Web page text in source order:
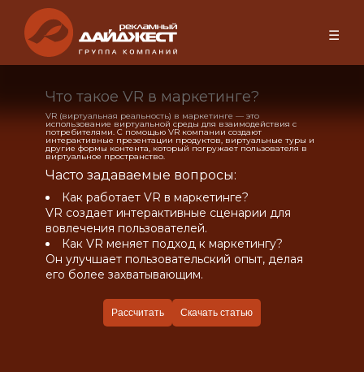
☰
Что такое VR в маркетинге?
VR (виртуальная реальность) в маркетинге — это
использование виртуальной среды для взаимодействия с
потребителями. С помощью VR компании создают
интерактивные презентации продуктов, виртуальные туры и
другие формы контента, который погружает пользователя в
виртуальное пространство.
Часто задаваемые вопросы:
Как работает VR в маркетинге?
VR создает интерактивные сценарии для
вовлечения пользователей.
Как VR меняет подход к маркетингу?
Он улучшает пользовательский опыт, делая
его более захватывающим.
Рассчитать Скачать статью